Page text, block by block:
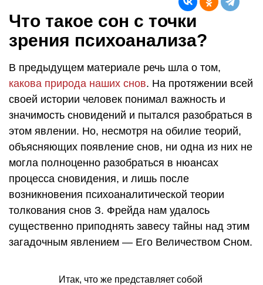
Что такое сон с точки
зрения психоанализа?
В предыдущем материале речь шла о том,
какова природа наших снов. На протяжении всей
своей истории человек понимал важность и
значимость сновидений и пытался разобраться в
этом явлении. Но, несмотря на обилие теорий,
объясняющих появление снов, ни одна из них не
могла полноценно разобраться в нюансах
процесса сновидения, и лишь после
возникновения психоаналитической теории
толкования снов З. Фрейда нам удалось
существенно приподнять завесу тайны над этим
загадочным явлением — Его Величеством Сном.
Итак, что же представляет собой